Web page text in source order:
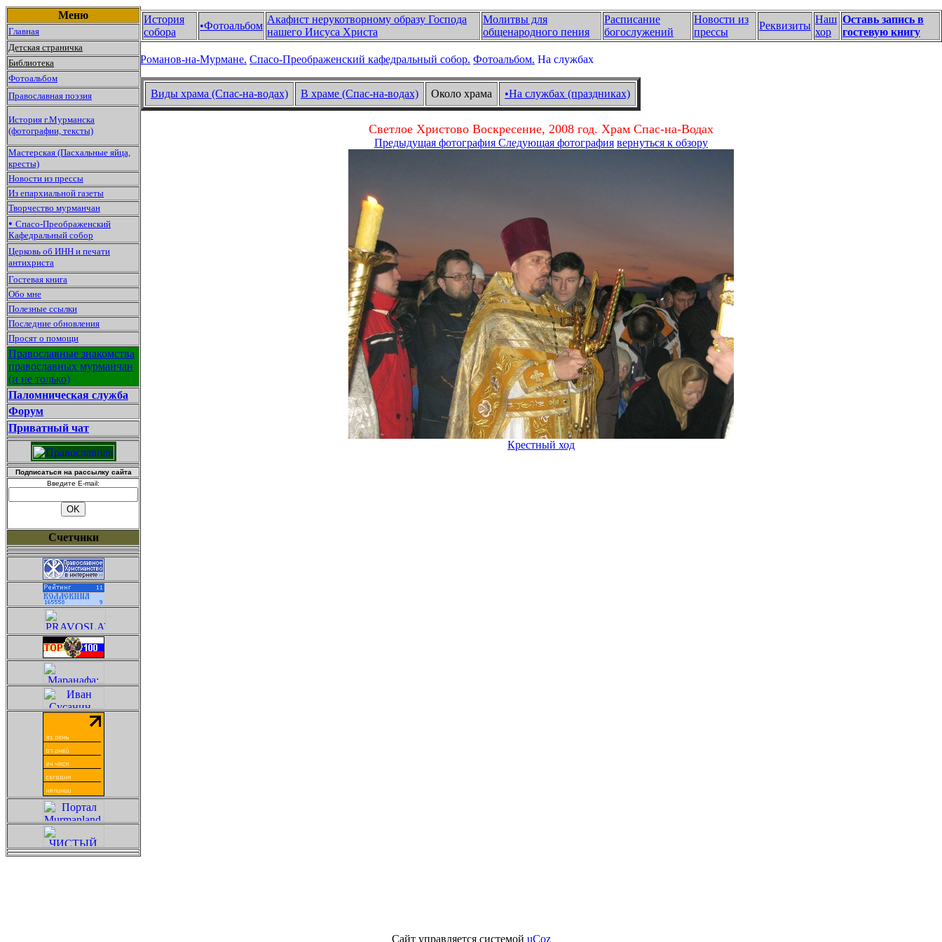
Меню
Главная
Детская страничка
Библиотека
Фотоальбом
Православная поэзия
История г.Мурманска
(фотографии, тексты)
Мастерская (Пасхальные яйца,
кресты)
Новости из прессы
Из епархиальной газеты
Творчество мурманчан
• Спасо-Преображенский
Кафедральный собор
Церковь об ИНН и печати
антихриста
Гостевая книга
Обо мне
Полезные ссылки
Последние обновления
Просят о помощи
Православные знакомства
православных мурманчан
(и не только)
Паломническая служба
Форум
Приватный чат
Подписаться на рассылку сайта
Введите E-mail:
Счетчики
История
собора
•Фотоальбом
Акафист нерукотворному образу Господа
нашего Иисуса Христа
Молитвы для
общенародного пения
Расписание
богослужений
Новости из
прессы
Реквизиты
Наш
хор
Оставь запись в
гостевую книгу
Романов-на-Мурмане. Спасо-Преображенский кафедральный собор. Фотоальбом. На службах
Виды храма (Спас-на-водах) В храме (Спас-на-водах) Около храма •На службах (праздниках)
Светлое Христово Воскресение, 2008 год. Храм Спас-на-Водах
Предыдущая фотография Следующая фотография вернуться к обзору
Крестный ход
Сайт управляется системой uCoz